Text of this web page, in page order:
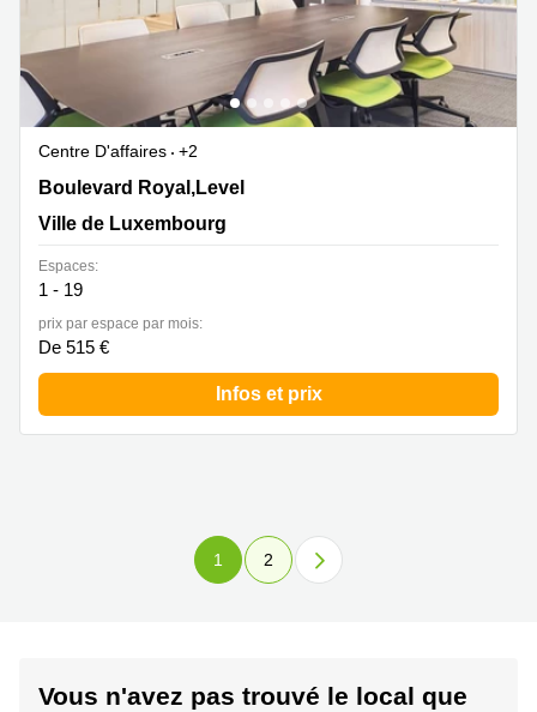
Centre D'affaires
+2
26, Boulevard Royal,Level 5, Ville de Luxembourg
Boulevard Royal,Level
Ville de Luxembourg
Espaces:
1 - 19
prix par espace par mois:
De 515 €
Infos et prix
1 2
Vous n'avez pas trouvé le local que